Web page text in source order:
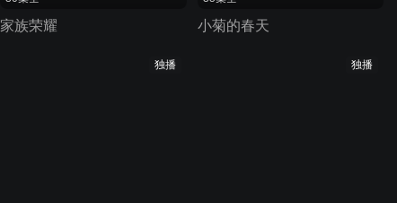
家族荣耀 小菊的春天
独播 独播